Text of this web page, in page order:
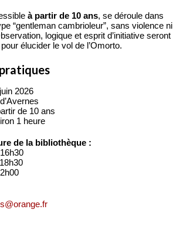
à partir de 10 ans, se déroule dans
“gentleman cambrioleur”, sans violence ni
logique et esprit d’initiative seront
élucider le vol de l’Omorto.
2026
de 10 ans
1 heure
de la bibliothèque :